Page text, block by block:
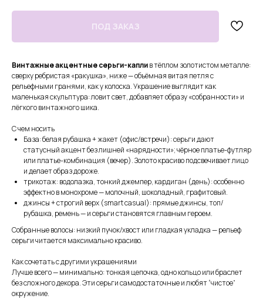
Винтажные акцентные серьги-каплив тёплом золотистом металле:
сверху ребристая «ракушка», ниже — объёмная витая петля с
рельефными гранями, как у колоска. Украшение выглядит как
маленькая скульптура: ловит свет, добавляет образу «собранности» и
лёгкого винтажного шика.
С чем носить
База: белая рубашка + жакет (офис/встречи): серьги дают
статусный акцент без лишней «нарядности»; чёрное платье-футляр
или платье-комбинация (вечер). Золото красиво подсвечивает лицо
и делает образ дороже.
трикотаж: водолазка, тонкий джемпер, кардиган (день): особенно
эффектно в монохроме — молочный, шоколадный, графитовый.
джинсы + строгий верх (smart casual): прямые джинсы, топ/
рубашка, ремень — и серьги становятся главным героем.
Собранные волосы: низкий пучок/хвост или гладкая укладка — рельеф
серьги читается максимально красиво.
Как сочетать с другими украшениями
Лучше всего — минимально: тонкая цепочка, одно кольцо или браслет
без сложного декора. Эти серьги самодостаточные и любят “чистое”
окружение.
СМОТРИТЕ ТАКЖЕ